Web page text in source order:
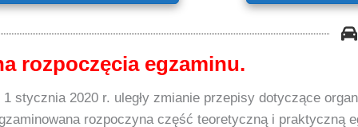
rozpoczęcia egzaminu.
1 stycznia 2020 r. uległy zmianie przepisy dotyczące
rozpoczyna część teoretyczną i praktyczną